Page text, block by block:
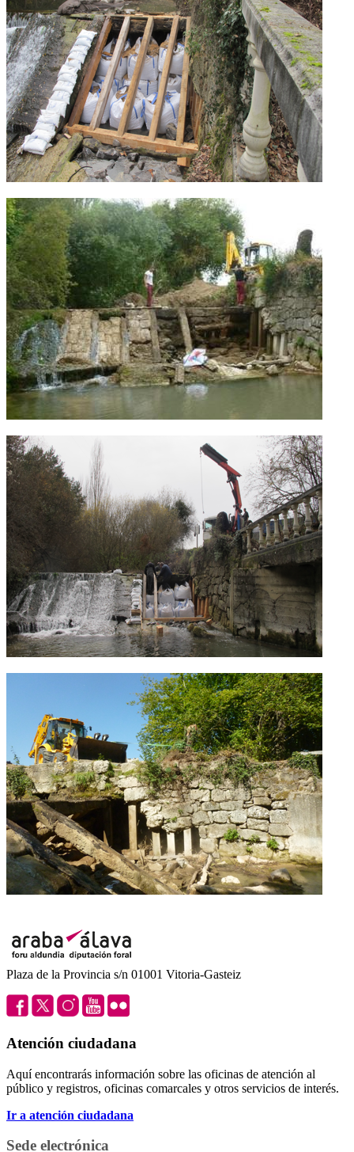
Plaza de la Provincia s/n 01001 Vitoria-Gasteiz
Atención ciudadana
Aquí encontrarás información sobre las oficinas de atención al
público y registros, oficinas comarcales y otros servicios de interés.
Ir a atención ciudadana
Sede electrónica